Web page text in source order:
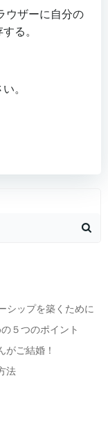
ウザーに自分の
る。
。
シップを築くために
５つのポイント
がご結婚！
法